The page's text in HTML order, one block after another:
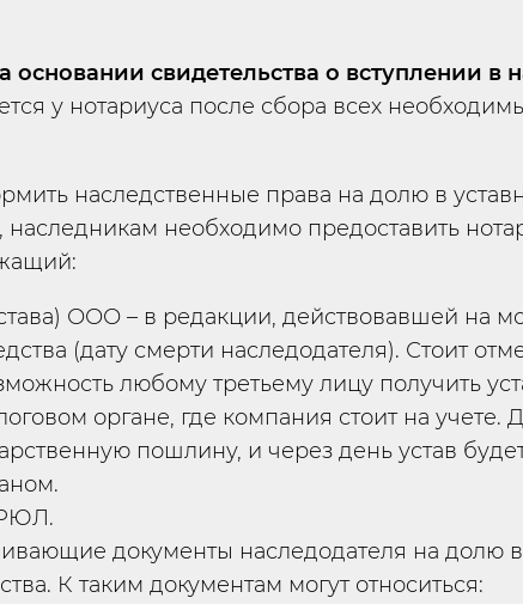
свидетельства о вступлении в
у нотариуса после сбора всех
наследственные права на долю в
наследникам необходимо предоставить
ООО – в редакции, действовавшей на
(дату смерти наследодателя). Стоит
любому третьему лицу получить
органе, где компания стоит на учете.
пошлину, и через день устав
документы наследодателя на долю
К таким документам могут относиться: